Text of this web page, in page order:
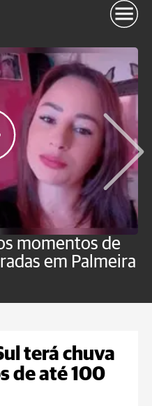
momentos de
em Palmeira
terá chuva
de até 100